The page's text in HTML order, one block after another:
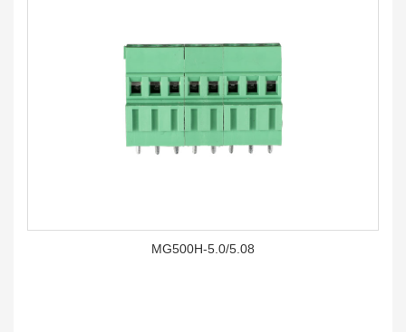
MG500H-5.0/5.08